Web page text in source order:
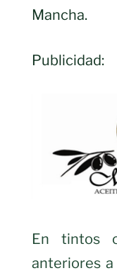
Mancha.
Publicidad:
En tintos
anteriores